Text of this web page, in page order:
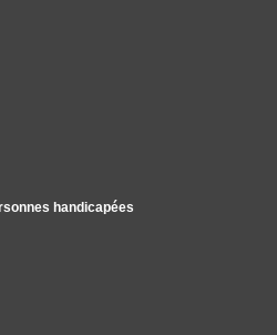
handicapées